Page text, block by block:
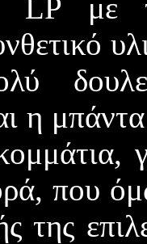
LP με
η
που
της